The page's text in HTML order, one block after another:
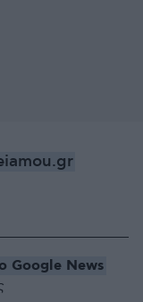
Google News